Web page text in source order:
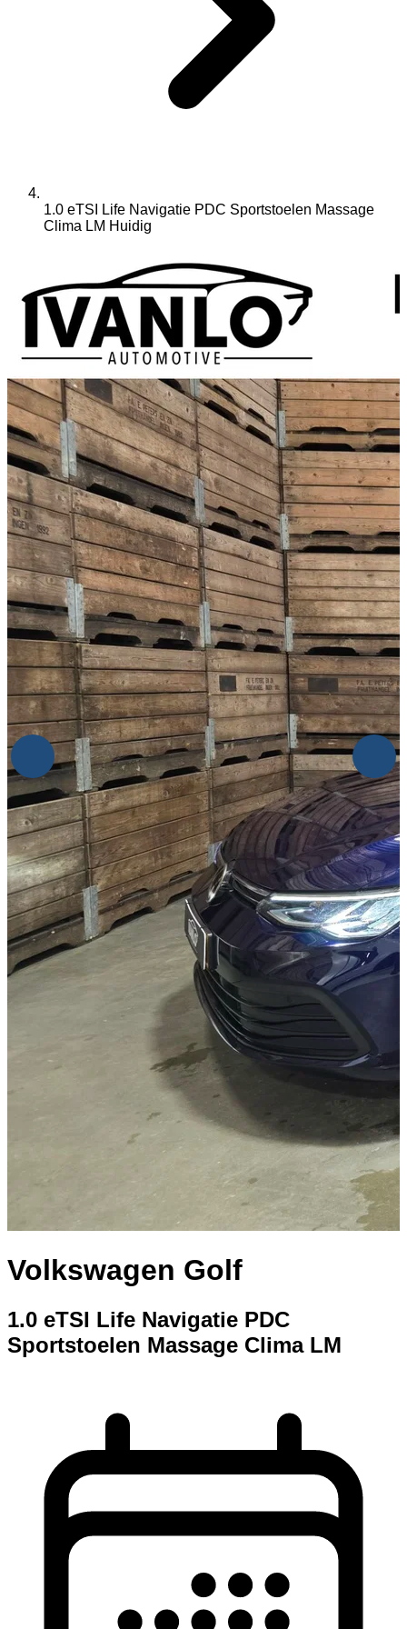
1.0 eTSI Life Navigatie PDC Sportstoelen Massage
Clima LM Huidig
Volkswagen Golf
1.0 eTSI Life Navigatie PDC
Sportstoelen Massage Clima LM